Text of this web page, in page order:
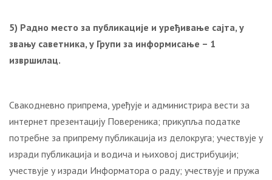
5) Радно место за публикације и уређивање сајта, у
звању саветника, у Групи за информисање – 1
извршилац.
Свaкoднeвнo припрема, уређује и администрира вести за
интернет презентацију Повереника; прикупља податке
потребне за припрему публикација из делокруга; учествује у
изради публикација и водича и њиховој дистрибуцији;
учествује у изради Информатора о раду; учествује и пружа